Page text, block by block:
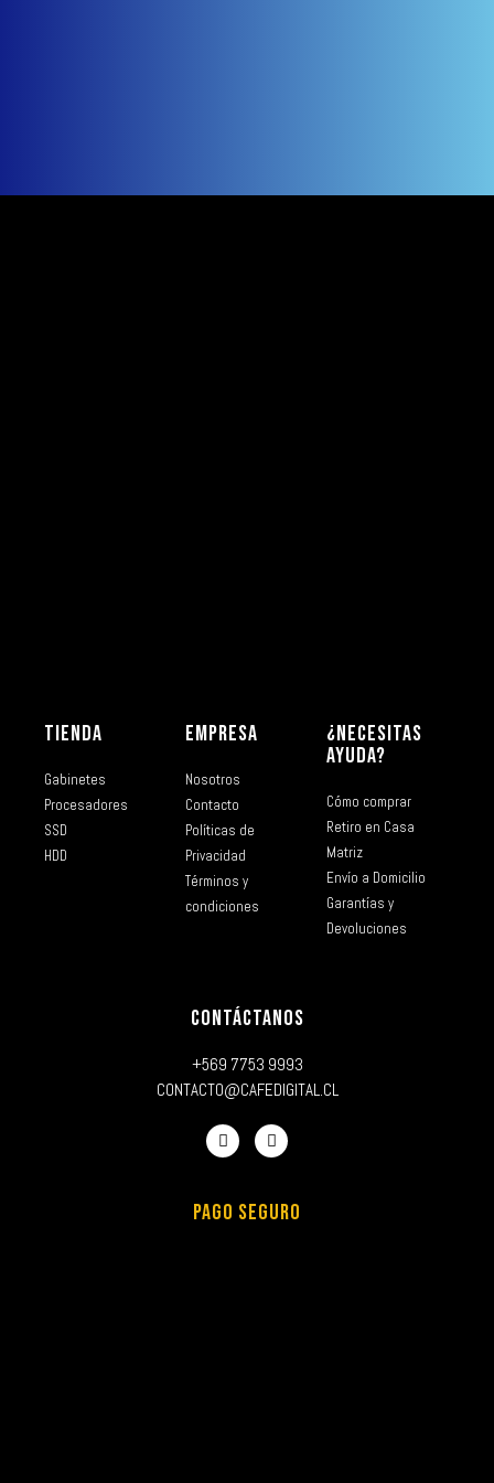
TIENDA
Gabinetes
Procesadores
SSD
HDD
EMPRESA
Nosotros
Contacto
Políticas de
Privacidad
Términos y
condiciones
¿NECESITAS
AYUDA?
Cómo comprar
Retiro en Casa
Matriz
Envío a Domicilio
Garantías y
Devoluciones
CONTÁCTANOS
+569 7753 9993
CONTACTO@CAFEDIGITAL.CL
PAGO SEGURO